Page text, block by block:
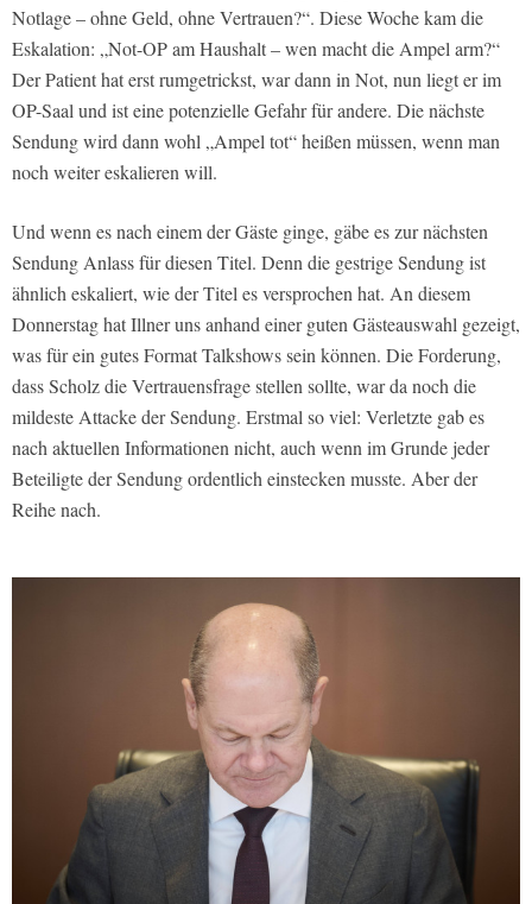
Notlage – ohne Geld, ohne Vertrauen?“. Diese Woche kam die
Eskalation: „Not-OP am Haushalt – wen macht die Ampel arm?“
Der Patient hat erst rumgetrickst, war dann in Not, nun liegt er im
OP-Saal und ist eine potenzielle Gefahr für andere. Die nächste
Sendung wird dann wohl „Ampel tot“ heißen müssen, wenn man
noch weiter eskalieren will.
Und wenn es nach einem der Gäste ginge, gäbe es zur nächsten
Sendung Anlass für diesen Titel. Denn die gestrige Sendung ist
ähnlich eskaliert, wie der Titel es versprochen hat. An diesem
Donnerstag hat Illner uns anhand einer guten Gästeauswahl gezeigt,
was für ein gutes Format Talkshows sein können. Die Forderung,
dass Scholz die Vertrauensfrage stellen sollte, war da noch die
mildeste Attacke der Sendung. Erstmal so viel: Verletzte gab es
nach aktuellen Informationen nicht, auch wenn im Grunde jeder
Beteiligte der Sendung ordentlich einstecken musste. Aber der
Reihe nach.